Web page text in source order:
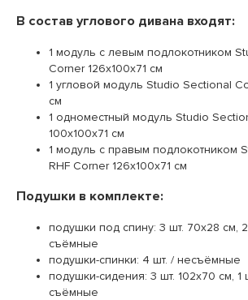
В состав углового дивана входят:
1 модуль с левым подлокотником
Corner 126х100х71 см
1 угловой модуль Studio Sectional
см
1 одноместный модуль Studio
100х100х71 см
1 модуль с правым подлокотником
RHF Corner 126х100х71 см
Подушки в комплекте:
подушки под спину: 3 шт. 70х28 см,
съёмные
подушки-спинки: 4 шт. / несъёмные
подушки-сидения: 3 шт. 102х70 см, 1
съёмные